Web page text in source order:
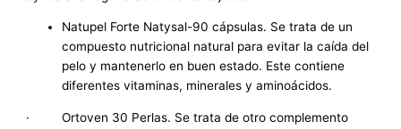
Natupel Forte Natysal-90 cápsulas. Se trata de un
compuesto nutricional natural para evitar la caída del
pelo y mantenerlo en buen estado. Este contiene
diferentes vitaminas, minerales y aminoácidos.
· Ortoven 30 Perlas. Se trata de otro complemento